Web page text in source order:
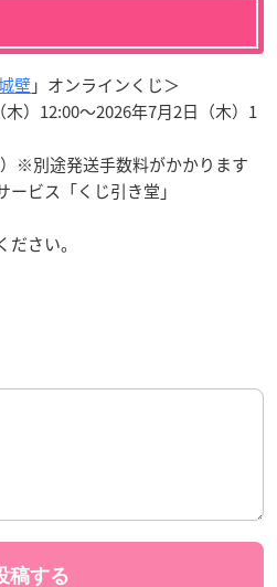
壁」オンラインくじ＞
）12:00～2026年7月2日（木）1
※別途発送手数料がかかります
ビス「くじ引き堂」
ださい。